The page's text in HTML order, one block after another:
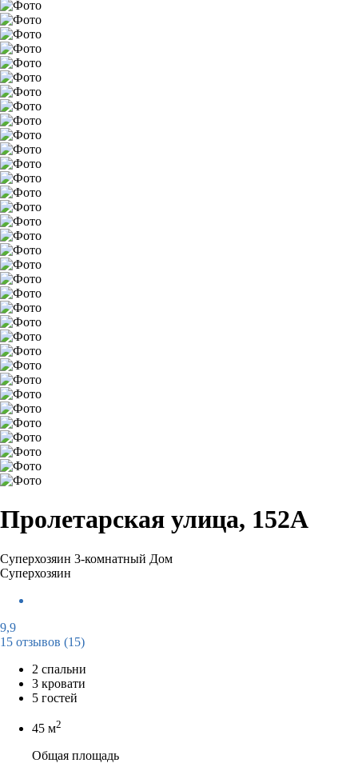
Пролетарская улица, 152А
Суперхозяин 3-комнатный Дом
Суперхозяин
9,9
15 отзывов (15)
2 спальни
3 кровати
5 гостей
45 м2
Общая площадь